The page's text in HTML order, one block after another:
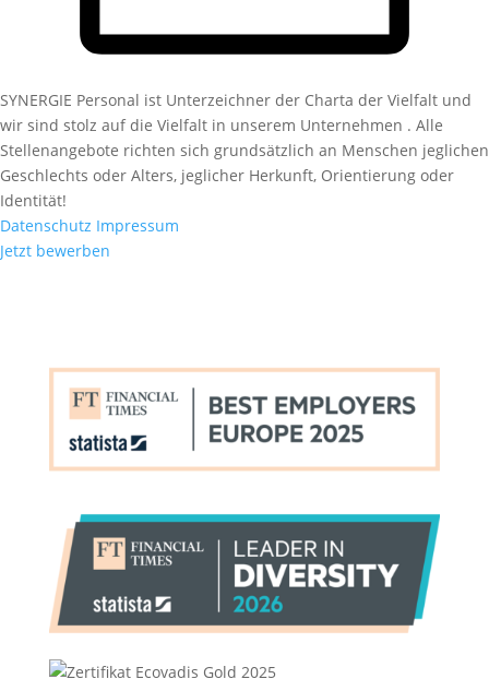
SYNERGIE Personal ist Unterzeichner der Charta der Vielfalt und
wir sind stolz auf die Vielfalt in unserem Unternehmen . Alle
Stellenangebote richten sich grundsätzlich an Menschen jeglichen
Geschlechts oder Alters, jeglicher Herkunft, Orientierung oder
Identität!
Datenschutz Impressum
Jetzt bewerben